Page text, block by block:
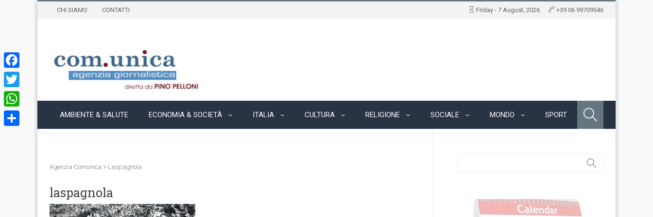
CHI SIAMO CONTATTI Friday - 7 August, 2026 +39 06 99709546
AMBIENTE & SALUTE ECONOMIA & SOCIETÀ ITALIA CULTURA RELIGIONE SOCIALE MONDO SPORT
Agenzia Comunica > Laspagnola
laspagnola
Facebook
Twitter
WhatsApp